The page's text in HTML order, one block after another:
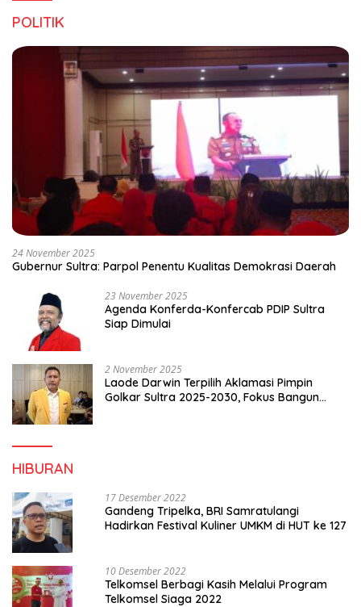
POLITIK
24 November 2025
Gubernur Sultra: Parpol Penentu Kualitas Demokrasi Daerah
23 November 2025
Agenda Konferda-Konfercab PDIP Sultra
Siap Dimulai
2 November 2025
Laode Darwin Terpilih Aklamasi Pimpin
Golkar Sultra 2025-2030, Fokus Bangun
HIBURAN
17 Desember 2022
Gandeng Tripelka, BRI Samratulangi
Hadirkan Festival Kuliner UMKM di HUT ke 127
10 Desember 2022
Telkomsel Berbagi Kasih Melalui Program
Telkomsel Siaga 2022